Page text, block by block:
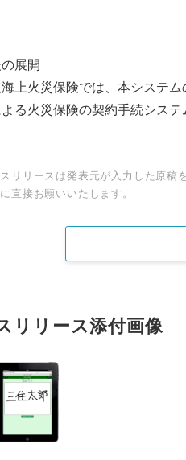
展開
上火災保険では、本システ
よる火災保険の契約手続シス
リリースは発表元が入力した原稿
直接お願いいたします。
リリース添付画像